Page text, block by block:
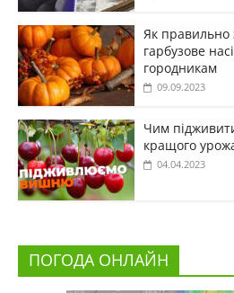
Як правильно
гарбузове
городникам
09.09.2023
Чим
кращого
04.04.2023
ПОГОДА ОНЛАЙН